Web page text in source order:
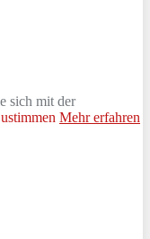
sich mit der
Mehr erfahren